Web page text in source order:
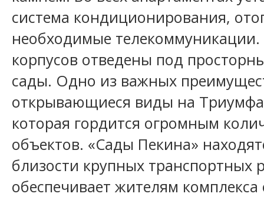
система кондиционирования,
необходимые
корпусов отведены под
сады. Одно из важных
открывающиеся виды на
которая гордится огромным
объектов. «Сады Пекина»
близости крупных транспортных
обеспечивает жителям